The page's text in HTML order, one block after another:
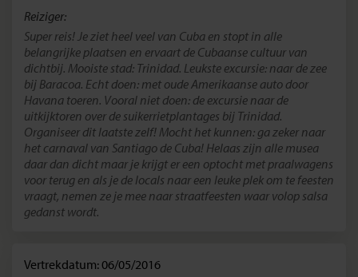
Reiziger:
Super reis! Je ziet heel veel van Cuba en stopt in alle
belangrijke plaatsen en ervaart de Cubaanse cultuur van
dichtbij. Mooiste stad: Trinidad. Leukste excursie: naar de zee
bij Baracoa. Echt doen: met oude Amerikaanse auto door
Havana toeren. Vooral niet doen: de excursie naar de
uitkijktoren over de suikerrietplantages bij Trinidad.
Organiseer dit laatste zelf! Mocht het kunnen: ga zeker naar
het carnaval van Santiago de Cuba! Helaas zijn alle musea
daar dan dicht maar je krijgt er een optocht met praalwagens
voor terug en als je de locals naar een leuke plek om te feesten
vraagt, nemen ze je mee naar straatfeesten waar volop salsa
gedanst wordt.
Vertrekdatum: 06/05/2016